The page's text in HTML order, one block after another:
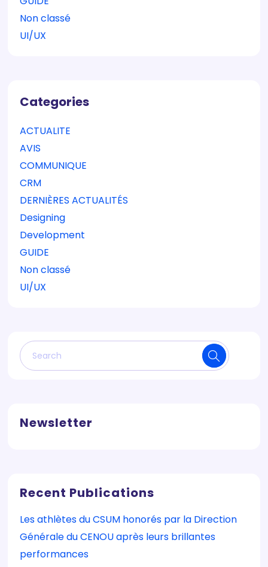
Non classé
UI/UX
Categories
ACTUALITE
AVIS
COMMUNIQUE
CRM
DERNIÈRES ACTUALITÉS
Designing
Development
GUIDE
Non classé
UI/UX
Newsletter
Recent Publications
Les athlètes du CSUM honorés par la Direction
Générale du CENOU après leurs brillantes
performances